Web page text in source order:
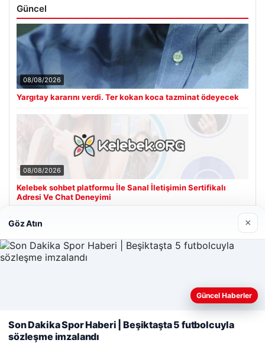
Güncel
08/08/2026
Yargıtay kararını verdi. Ter kokan koca tazminat ödeyecek
08/08/2026
Kelebek sohbet platformu İle Sanal İletişimin Sertifikalı
Adresi Ve Chat Deneyimi
Son Eklenen Firmalar
Web sitemizi nasıl kullandığınızı daha iyi anlayabilmek,
kullanıyoruz.Çerez Politikamız
Göz Atın ×
Güncel Haberler
Son Dakika Spor Haberi | Beşiktaşta 5 futbolcuyla
sözleşme imzalandı